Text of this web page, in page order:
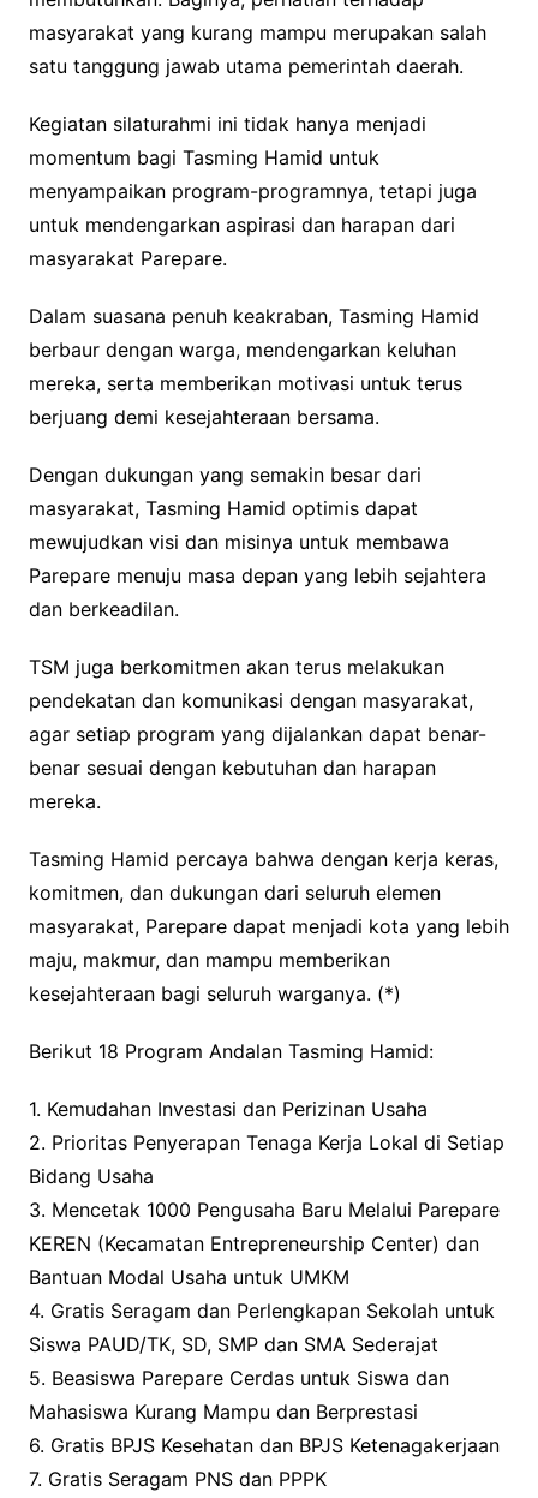
masyarakat yang kurang mampu merupakan salah
satu tanggung jawab utama pemerintah daerah.
Kegiatan silaturahmi ini tidak hanya menjadi
momentum bagi Tasming Hamid untuk
menyampaikan program-programnya, tetapi juga
untuk mendengarkan aspirasi dan harapan dari
masyarakat Parepare.
Dalam suasana penuh keakraban, Tasming Hamid
berbaur dengan warga, mendengarkan keluhan
mereka, serta memberikan motivasi untuk terus
berjuang demi kesejahteraan bersama.
Dengan dukungan yang semakin besar dari
masyarakat, Tasming Hamid optimis dapat
mewujudkan visi dan misinya untuk membawa
Parepare menuju masa depan yang lebih sejahtera
dan berkeadilan.
TSM juga berkomitmen akan terus melakukan
pendekatan dan komunikasi dengan masyarakat,
agar setiap program yang dijalankan dapat benar-
benar sesuai dengan kebutuhan dan harapan
mereka.
Tasming Hamid percaya bahwa dengan kerja keras,
komitmen, dan dukungan dari seluruh elemen
masyarakat, Parepare dapat menjadi kota yang lebih
maju, makmur, dan mampu memberikan
kesejahteraan bagi seluruh warganya. (*)
Berikut 18 Program Andalan Tasming Hamid:
1. Kemudahan Investasi dan Perizinan Usaha
2. Prioritas Penyerapan Tenaga Kerja Lokal di Setiap
Bidang Usaha
3. Mencetak 1000 Pengusaha Baru Melalui Parepare
KEREN (Kecamatan Entrepreneurship Center) dan
Bantuan Modal Usaha untuk UMKM
4. Gratis Seragam dan Perlengkapan Sekolah untuk
Siswa PAUD/TK, SD, SMP dan SMA Sederajat
5. Beasiswa Parepare Cerdas untuk Siswa dan
Mahasiswa Kurang Mampu dan Berprestasi
6. Gratis BPJS Kesehatan dan BPJS Ketenagakerjaan
7. Gratis Seragam PNS dan PPPK